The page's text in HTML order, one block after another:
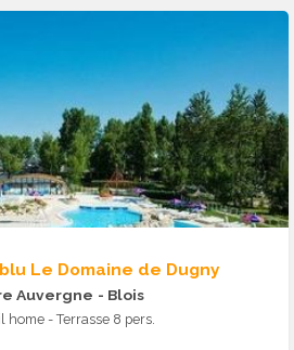
Le Domaine de Dugny
Auvergne - Blois
home - Terrasse 8 pers.